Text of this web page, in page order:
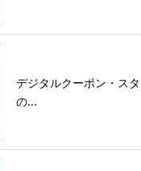
デジタルクーポン・ス
の...